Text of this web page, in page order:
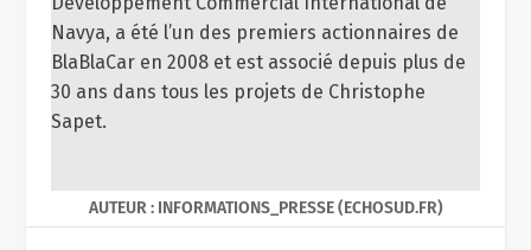
Sapet.
AUTEUR : INFORMATIONS_PRESSE (ECHOSUD.FR)